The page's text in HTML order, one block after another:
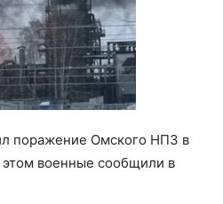
поражение Омского НПЗ в
военные сообщили в